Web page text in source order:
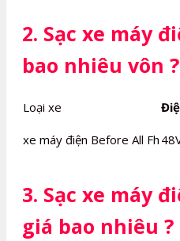
2. Sạc xe máy
bao nhiêu vôn ?
Loại xe
xe máy điện Before All Fh
3. Sạc xe máy
giá bao nhiêu ?